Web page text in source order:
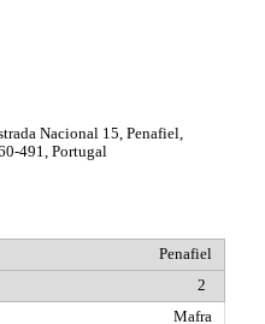
Nacional 15, Penafiel,
491, Portugal
Penafiel
2
Mafra